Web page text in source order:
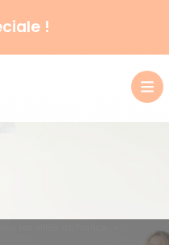
!
les villes de France